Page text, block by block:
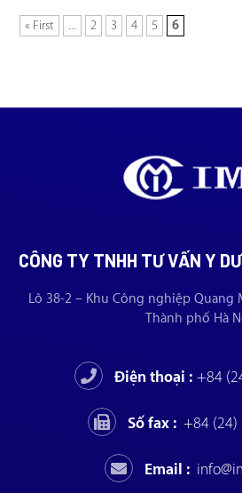
« First ... 2 3 4 5 6
CÔNG TY TNHH TƯ VẤN Y
Lô 38-2 – Khu Công nghiệp Quang
Thành phố Hà
Điện thoại : +84
Số fax : +84 (24)
Email :